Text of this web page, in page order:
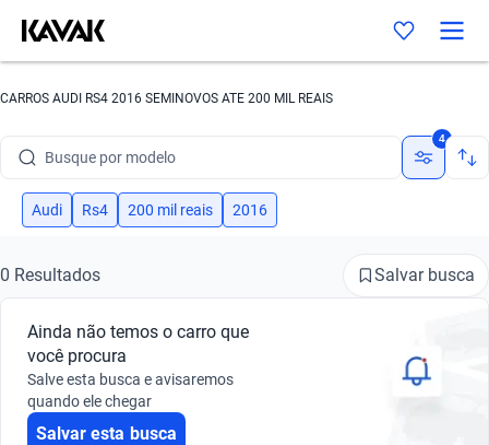
CARROS AUDI RS4 2016 SEMINOVOS ATE 200 MIL REAIS
Busque por modelo
Busque por versão
Busque por marca
Busque por modelo
Busque por versão
4
Audi Rs4 200 mil reais 2016
0 Resultados Salvar busca
Ainda não temos o carro que
você procura
Salve esta busca e avisaremos
quando ele chegar
Salvar esta busca